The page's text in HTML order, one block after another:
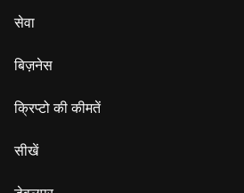
सेवा
बिज़नेस
क्रिप्टो की कीमतें
सीखें